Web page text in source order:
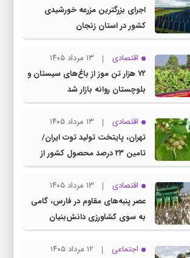
اجرای بزرگترین مزرعه خورشیدی
کشور در استان زنجان
اقتصادی
۱۳ مرداد ۱۴۰۵
۷۲ هزار تن موز از باغ‌های سیستان و
بلوچستان روانه بازار شد
اقتصادی
۱۳ مرداد ۱۴۰۵
تهران، پایتخت تولید توت ایران/
تامین ۲۳ درصد محصول کشور از
باغات استان
اقتصادی
۱۳ مرداد ۱۴۰۵
عصر پنبه‌های مقاوم در فارس، گامی
به سوی کشاورزی دانش‌بنیان
اجتماعی
۱۲ مرداد ۱۴۰۵